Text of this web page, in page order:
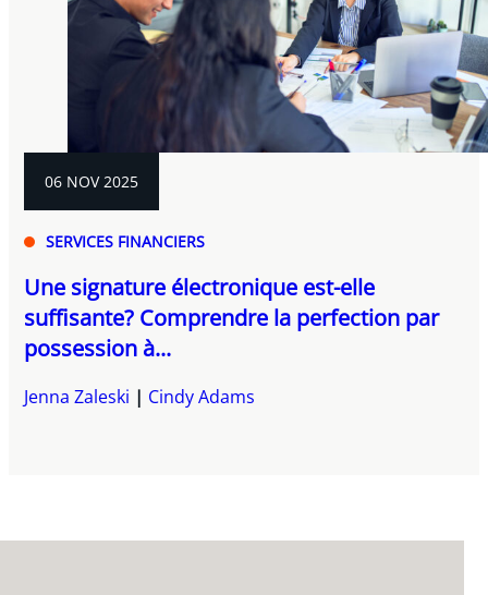
06 NOV 2025
SERVICES FINANCIERS
Une signature électronique est-elle
suffisante? Comprendre la perfection par
possession à...
Jenna Zaleski Cindy Adams